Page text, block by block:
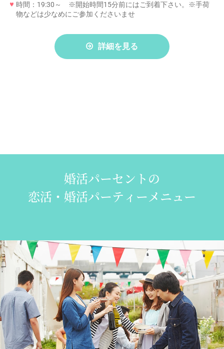
時間：19:30～ ※開始時間15分前にはご到着下さい。※手荷
物などは少なめにご参加くださいませ
詳細を見る
婚活パーセントの
恋活・婚活パーティーメニュー